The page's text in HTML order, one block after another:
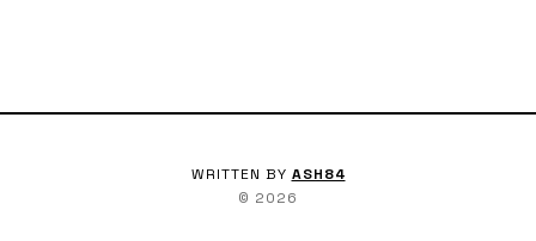
WRITTEN BY ASH84
© 2026